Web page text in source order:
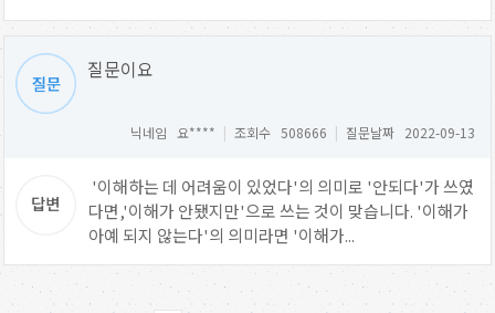
질문이요
닉네임 요**** | 조회수 508666 | 질문날짜 2022-09-13
'이해하는 데 어려움이 있었다'의 의미로 '안되다'가 쓰였
다면,'이해가 안됐지만'으로 쓰는 것이 맞습니다. '이해가
아예 되지 않는다'의 의미라면 '이해가...